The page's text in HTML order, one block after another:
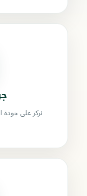
نركز على جودة